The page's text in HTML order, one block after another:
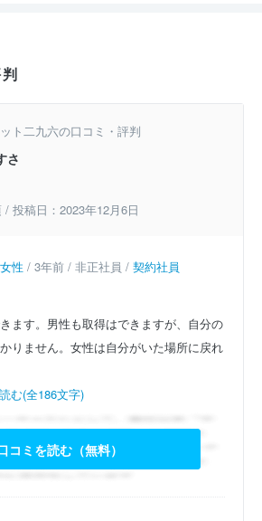
ト二九六の口コミ・評判
さ
投稿日：2023年12月6日
女性 / 3年前 / 非正社員 / 契約社員
ます。男性も取得はできますが、自分の
りません。女性は自分がいた場所に戻れ
む(全186文字)
コミを読む（無料）